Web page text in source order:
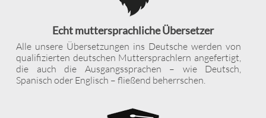
Echt muttersprachliche Übersetzer
Alle unsere Übersetzungen ins Deutsche werden von
qualifizierten deutschen Muttersprachlern angefertigt,
die auch die Ausgangssprachen – wie Deutsch,
Spanisch oder Englisch – fließend beherrschen.